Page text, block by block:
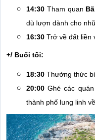
14:30 Tham quan
dù lượn dành cho
16:30 Trở về đất liền
+/ Buổi tối:
18:30 Thưởng thức
20:00 Ghé các
thành phố lung linh